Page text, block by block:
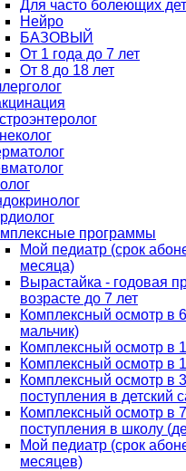
Для часто болеющих
Нейро
БАЗОВЫЙ
От 1 года до 7 лет
От 8 до 18 лет
программы
Мой педиатр (срок
месяца)
Вырастайка - годовая
возрасте до 7 лет
Комплексный осмотр в
мальчик)
Комплексный осмотр в
Комплексный осмотр в
Комплексный осмотр в
поступления в детский
Комплексный осмотр в
поступления в школу
Мой педиатр (срок
месяцев)